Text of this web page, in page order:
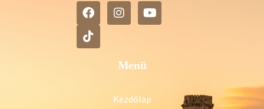
Menü
Kezdőlap